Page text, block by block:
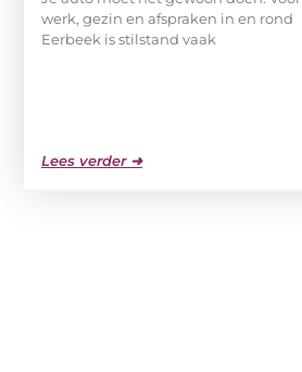
werk, gezin en afspraken in en rond
Eerbeek is stilstand vaak
Lees verder ➜